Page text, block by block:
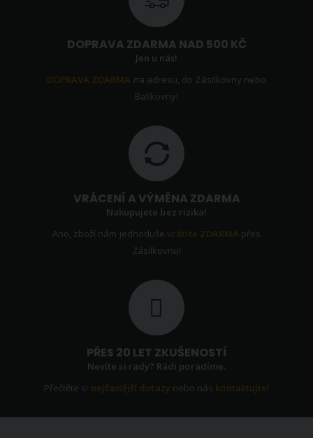
DOPRAVA ZDARMA NAD 500 KČ
Jen u nás!
DOPRAVA ZDARMA na adresu, do Zásilkovny nebo
Balíkovny!
VRÁCENÍ A VÝMĚNA ZDARMA
Nakupujete bez rizika!
Ano, zboží nám jednoduševrátíte ZDARMA přes
Zásilkovnu!
PŘES 20 LET ZKUŠENOSTÍ
Nevíte si rady? Rádi poradíme.
Přečtěte si nejčastější dotazy nebo nás kontaktujte!